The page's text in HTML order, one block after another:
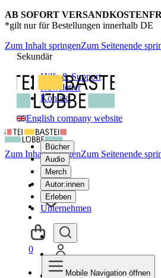
AB SOFORT
*gilt nur für Bestellungen innerhalb DE
Zum Inhalt springenZum Seitenende
Sekundär
Hilfe & Support
Newsletter
Kontakt
English company website
Bücher
Audio
Merch
Autor:innen
Erleben
Unternehmen
Zum Inhalt springenZum Seitenende
0
Mobile Navigation öffnen